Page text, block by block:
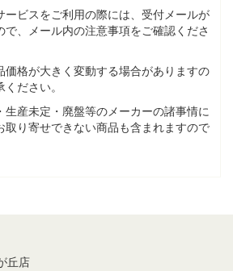
ービスをご利用の際には、受付メールが
で、メール内の注意事項をご確認くださ
価格が大きく変動する場合がありますの
ださい。
生産未定・廃盤等のメーカーの諸事情に
取り寄せできない商品も含まれますので
丘店